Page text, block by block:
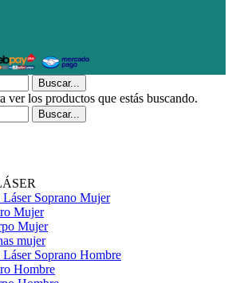
Buscar...
ver los productos que estás buscando.
Buscar...
Soprano Mujer
Mujer
Mujer
mujer
Soprano Hombre
Hombre